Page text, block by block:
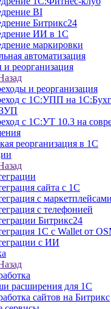
BI
Битрикс24
ИИ в 1С
маркировки
автоматизация
реорганизация
и реорганизация
с 1С:УПП на
с 1С:УТ 10.3 на
реорганизация в 1С
сайта с 1С
с маркетплейсами
с телефонией
Битрикс24
1С с Wallet от
с ИИ
расширения для 1С
сайтов на Битрикс